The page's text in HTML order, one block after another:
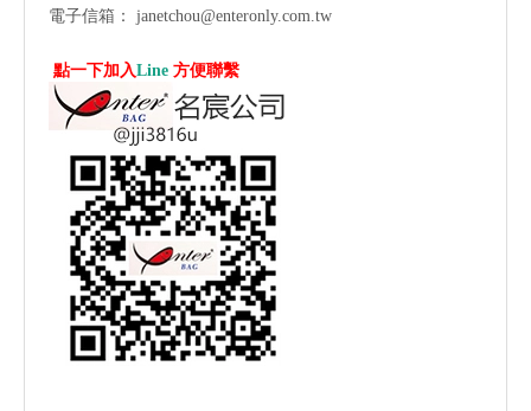
電子信箱： janetchou@enteronly.com.tw
點一下加入Line 方便聯繫